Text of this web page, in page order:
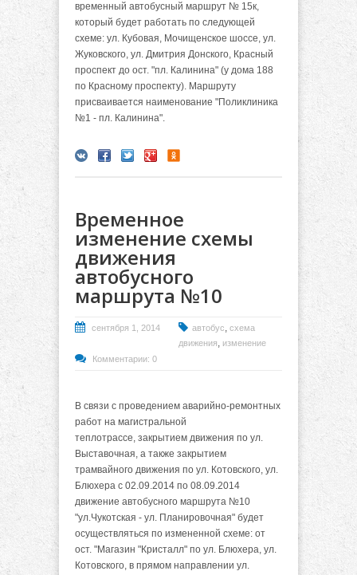
временный автобусный маршрут № 15к,
который будет работать по следующей
схеме: ул. Кубовая, Мочищенское шоссе, ул.
Жуковского, ул. Дмитрия Донского, Красный
проспект до ост. "пл. Калинина" (у дома 188
по Красному проспекту). Маршруту
присваивается наименование "Поликлиника
№1 - пл. Калинина".
Временное
изменение схемы
движения
автобусного
маршрута №10
сентября 1, 2014 автобус схема
движения
изменение
Комментарии: 0
В связи с проведением аварийно-ремонтных
работ на магистральной
теплотрассе, закрытием движения по ул.
Выставочная, а также закрытием
трамвайного движения по ул. Котовского, ул.
Блюхера с 02.09.2014 по 08.09.2014
движение автобусного маршрута №10
"ул.Чукотская - ул. Планировочная" будет
осуществляться по измененной схеме: от
ост. "Магазин "Кристалл" по ул. Блюхера, ул.
Котовского, в прямом направлении ул.